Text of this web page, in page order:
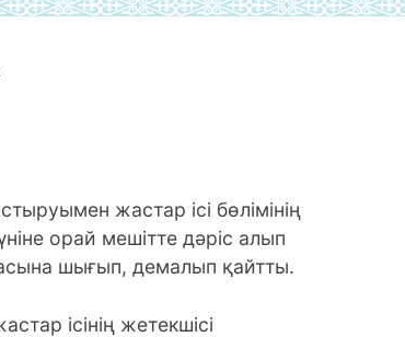
жастар ісі бөлімінің
орай мешітте дәріс алып
шығып, демалып қайтты.
ісінің жетекшісі